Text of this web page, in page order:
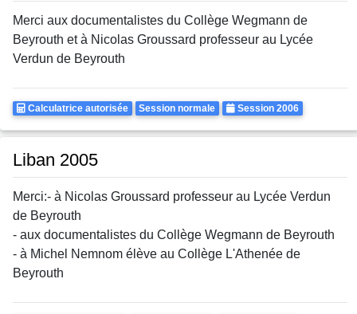
Merci aux documentalistes du Collège Wegmann de
Beyrouth et à Nicolas Groussard professeur au Lycée
Verdun de Beyrouth
Calculatrice
Calculatrice autorisée Rattrapages
Session normale Annee
Session 2006
Liban 2005
Merci:- à Nicolas Groussard professeur au Lycée Verdun
de Beyrouth
- aux documentalistes du Collège Wegmann de Beyrouth
- à Michel Nemnom élève au Collège L'Athenée de
Beyrouth